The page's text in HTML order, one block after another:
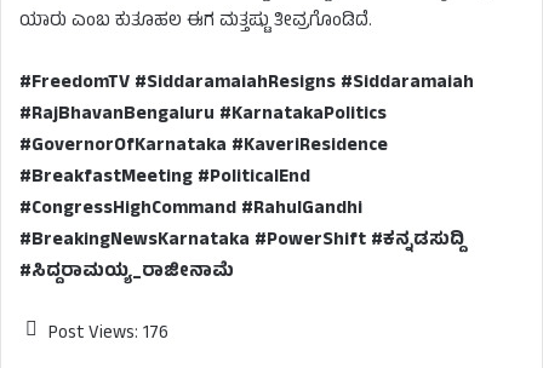
ಯಾರು ಎಂಬ ಕುತೂಹಲ ಈಗ ಮತ್ತಷ್ಟು ತೀವ್ರಗೊಂಡಿದೆ.
#FreedomTV #SiddaramaiahResigns #Siddaramaiah
#RajBhavanBengaluru #KarnatakaPolitics
#GovernorOfKarnataka #KaveriResidence
#BreakfastMeeting #PoliticalEnd
#CongressHighCommand #RahulGandhi
#BreakingNewsKarnataka #PowerShift #ಕನ್ನಡಸುದ್ದಿ
#ಸಿದ್ದರಾಮಯ್ಯ_ರಾಜೀನಾಮೆ
Post Views: 176